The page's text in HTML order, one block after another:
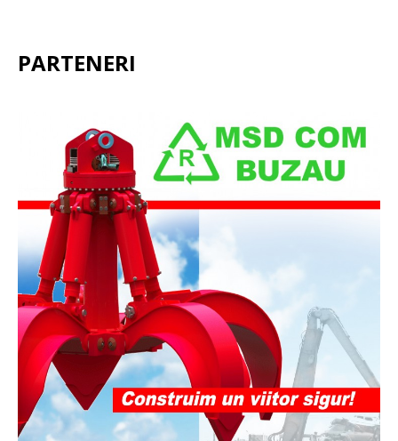
PARTENERI